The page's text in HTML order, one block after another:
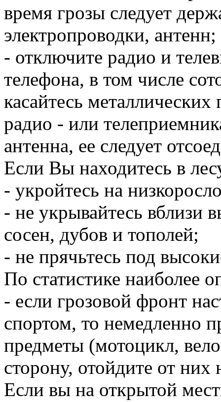
время грозы следует
электропроводки, антенн;
- отключите радио и
телефона, в том числе
касайтесь
радио - или
антенна, ее следует
Если Вы находитесь в
- укройтесь на
- не укрывайтесь вблизи
сосен, дубов и тополей;
- не прячьтесь под
По статистике наиболее
- если грозовой фронт
спортом, то немедленно
предметы (мотоцикл,
сторону, отойдите от
Если вы на открытой